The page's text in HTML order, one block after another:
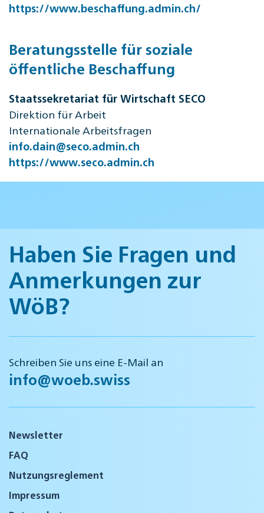
https://www.beschaffung.admin.ch/
Beratungsstelle für soziale
öffentliche Beschaffung
Staatssekretariat für Wirtschaft SECO
Direktion für Arbeit
Internationale Arbeitsfragen
info.dain@seco.admin.ch
https://www.seco.admin.ch
Haben Sie Fragen und
Anmerkungen zur
WöB?
Schreiben Sie uns eine E-Mail an
info@woeb.swiss
Newsletter
FAQ
Nutzungsreglement
Impressum